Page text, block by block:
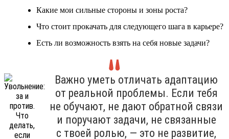
Какие мои сильные стороны и зоны роста?
Что стоит прокачать для следующего шага в карьере?
Есть ли возможность взять на себя новые задачи?
Важно уметь отличать адаптацию
от реальной проблемы. Если тебя
не обучают, не дают обратной связи
и поручают задачи, не связанные
с твоей ролью, — это не развитие,